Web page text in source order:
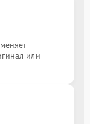
или